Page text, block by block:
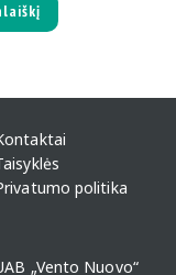
politika
„Vento Nuovo“